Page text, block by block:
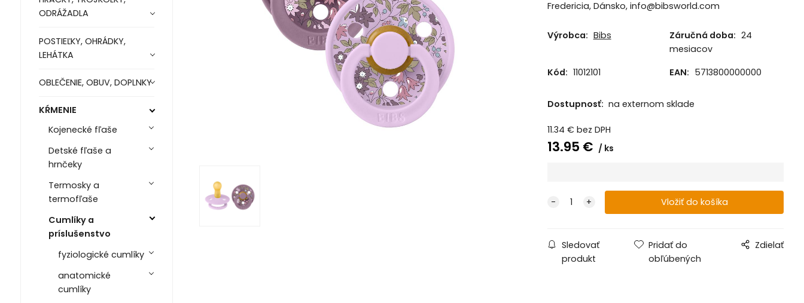
ODRÁŽADLA
POSTIEĽKY, OHRÁDKY,
LEHÁTKA
OBLEČENIE, OBUV, DOPLNKY
KŔMENIE
Kojenecké fľaše
Detské fľaše a
hrnčeky
Termosky a
termofľaše
Cumlíky a
príslušenstvo
fyziologické cumlíky
anatomické
cumlíky
Fredericia, Dánsko, info@bibsworld.com
Výrobca: Bibs Záručná doba: 24
mesiacov
Kód: 11012101 EAN: 5713800000000
Dostupnosť: na externom sklade
11.34 € bez DPH
13.95 € ks
Sledovať
produkt
Pridať do
obľúbených
Zdielať